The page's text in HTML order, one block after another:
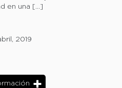
en una […]
2019